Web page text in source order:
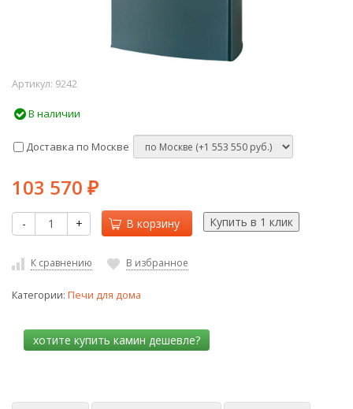
Артикул: 9242
В наличии
Доставка по Москве
103 570 ₽
- + В корзину
К сравнению В избранное
Категории: Печи для дома